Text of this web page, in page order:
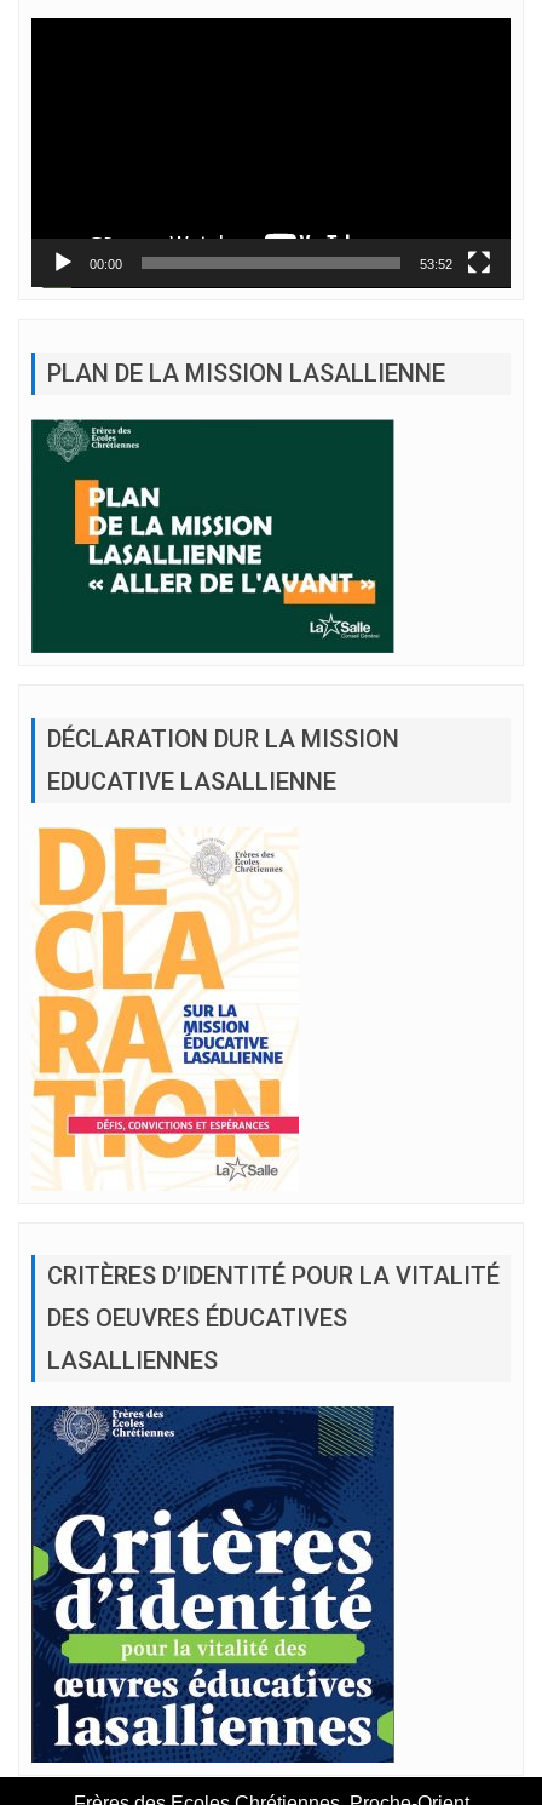
00:00 53:52
PLAN DE LA MISSION LASALLIENNE
DÉCLARATION DUR LA MISSION
EDUCATIVE LASALLIENNE
CRITÈRES D’IDENTITÉ POUR LA VITALITÉ
DES OEUVRES ÉDUCATIVES
LASALLIENNES